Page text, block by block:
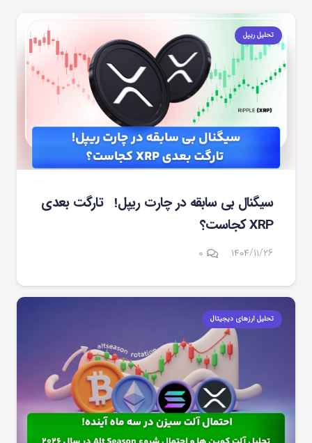
تحلیل ریپل
سیگنال بی سابقه در چارت ریپل! تارگت بعدی
XRP کجاست؟
۱۴۰۴/۱۱/۲۶ ۰
تحلیل ارزهای دیجیتال